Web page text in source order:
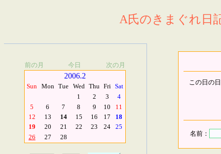
A氏のきまぐれ日
前の月 今日 次の月
2006.2
Sun Mon Tue Wed Thu Fri Sat
1
2 3
4
5
6 7 8 9 10
11
12
13 14 15 16 17
18
19
20 21 22 23 24
25
26
27 28
この日の
名前：